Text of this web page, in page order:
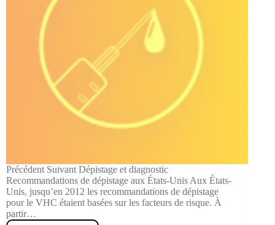
Précédent Suivant Dépistage et diagnostic
Recommandations de dépistage aux États-Unis Aux États-
Unis, jusqu’en 2012 les recommandations de dépistage
pour le VHC étaient basées sur les facteurs de risque. À
partir…